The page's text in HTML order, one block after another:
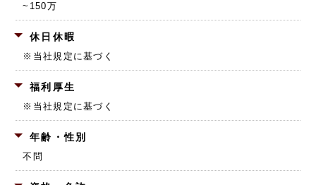
~150万
休日休暇
※当社規定に基づく
福利厚生
※当社規定に基づく
年齢・性別
不問